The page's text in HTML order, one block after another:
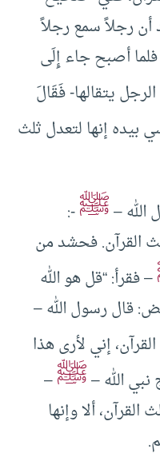
رجلاً سمع رجلاً
فلما أصبح جاء إِلَى
يتقالها- فَقَالَ
بيده إنها لتعدل ثلث
–ﷺ-:
القرآن. فحشد من
– فقرأ: “قل هو الله
قال رسول الله –
إني لأرى هذا
الله –ﷺ–
ألا وإنها